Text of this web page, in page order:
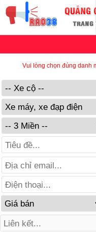
Vui lòng chọn đúng danh